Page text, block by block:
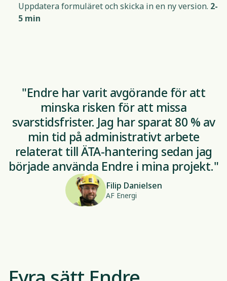
Uppdatera formuläret och skicka in en ny version. 2-
5 min
"Endre har varit avgörande för att
minska risken för att missa
svarstidsfrister. Jag har sparat 80 % av
min tid på administrativt arbete
relaterat till ÄTA-hantering sedan jag
började använda Endre i mina projekt."
Filip Danielsen
AF Energi